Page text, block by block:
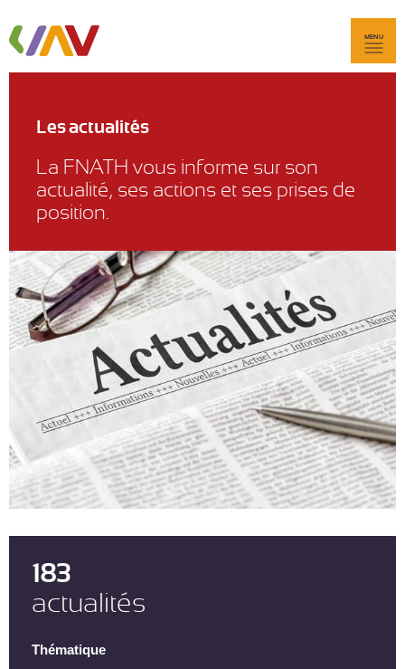
MENU
Les actualités
La FNATH vous informe sur son
actualité, ses actions et ses prises de
position.
183
actualités
Thématique